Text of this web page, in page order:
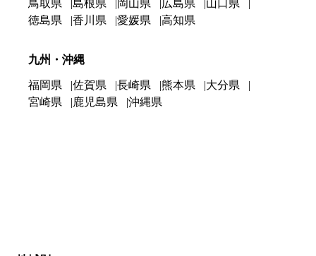
鳥取県 島根県 岡山県 広島県
山口県
徳島県
香川県 愛媛県 高知県
九州・沖縄
福岡県 佐賀県 長崎県 熊本県
大分県
宮崎県
鹿児島県 沖縄県